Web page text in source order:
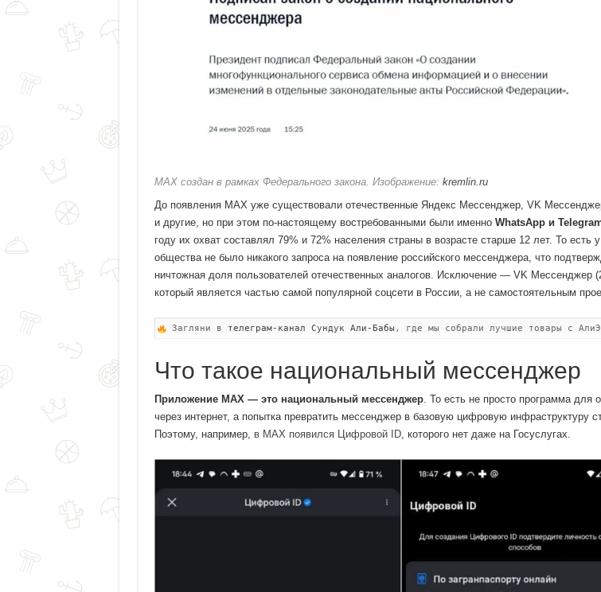
MAX создан в рамках Федерального закона. Изображение: kremlin.ru
До появления MAX уже существовали отечественные Яндекс Мессенджер, VK
и другие, но при этом по-настоящему востребованными были именно WhatsApp и
году их охват составлял 79% и 72% населения страны в возрасте старше 12 лет. То есть у
общества не было никакого запроса на появление российского мессенджера, что
ничтожная доля пользователей отечественных аналогов. Исключение — VK Мессенджер
который является частью самой популярной соцсети в России, а не самостоятельным
Загляни в телеграм-канал Сундук Али-Бабы , где мы собрали лучшие товары с
Что такое национальный мессенджер
Приложение MAX — это национальный мессенджер. То есть не просто программа для
через интернет, а попытка превратить мессенджер в базовую цифровую инфраструктуру
Поэтому, например, в MAX появился Цифровой ID, которого нет даже на Госуслугах.